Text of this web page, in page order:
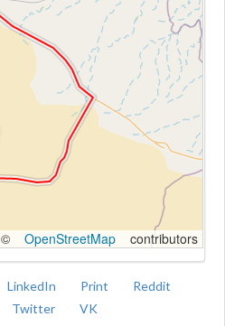
© OpenStreetMap contributors
LinkedIn Print
Reddit
Twitter VK